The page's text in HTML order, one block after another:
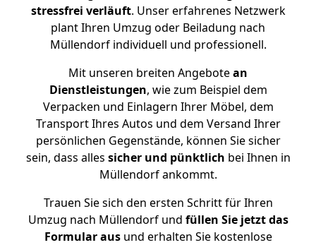
stressfrei verläuft. Unser erfahrenes Netzwerk
plant Ihren Umzug oder Beiladung nach
Müllendorf individuell und professionell.
Mit unseren breiten Angebotean
Dienstleistungen, wie zum Beispiel dem
Verpacken und Einlagern Ihrer Möbel, dem
Transport Ihres Autos und dem Versand Ihrer
persönlichen Gegenstände, können Sie sicher
sein, dass alles sicher und pünktlich bei Ihnen in
Müllendorf ankommt.
Trauen Sie sich den ersten Schritt für Ihren
Umzug nach Müllendorf und füllen Sie jetzt das
Formular ausund erhalten Sie kostenlose